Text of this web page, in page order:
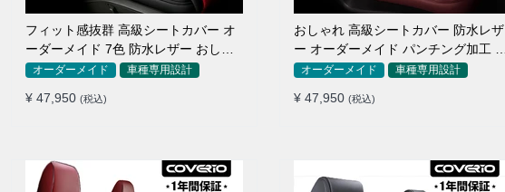
フィット感抜群 高級シートカバー オ
ーダーメイド 7色 防水レザー おしゃ
れ 全席セット
オーダーメイド 車種専用設計
¥ 47,950 (税込)
おしゃれ 高級シートカバー 防水レザ
ー オーダーメイド パンチング加工 9
色 全席セット
オーダーメイド 車種専用設計
¥ 47,950 (税込)